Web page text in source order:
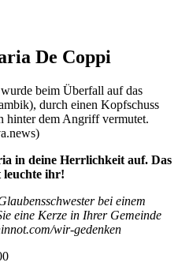
De Coppi
beim Überfall auf das
durch einen Kopfschuss
hinter dem Angriff vermutet.
in deine Herrlichkeit auf. Das
leuchte ihr!
bei einem
eine Kerze in Ihrer Gemeinde
wir-gedenken